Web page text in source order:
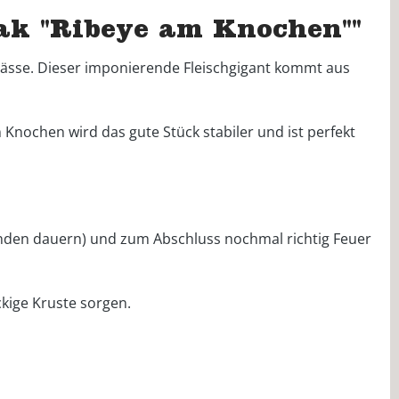
"Ribeye am Knochen""
Dieser imponierende Fleischgigant kommt aus
wird das gute Stück stabiler und ist perfekt
dauern) und zum Abschluss nochmal richtig Feuer
Kruste sorgen.